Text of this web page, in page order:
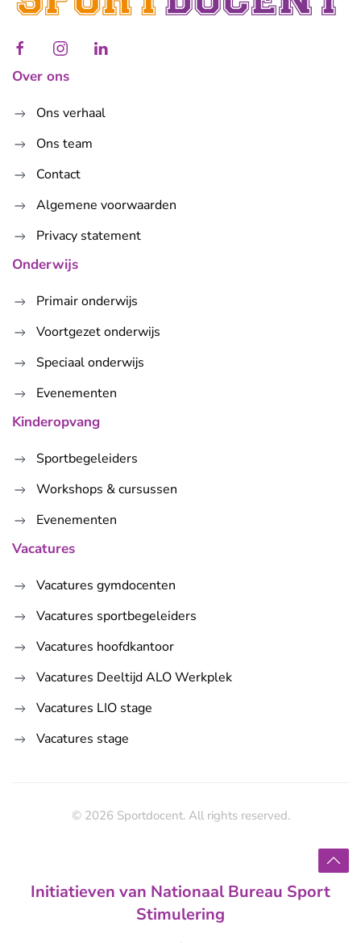
Over ons
Ons verhaal
Ons team
Contact
Algemene voorwaarden
Privacy statement
Onderwijs
Primair onderwijs
Voortgezet onderwijs
Speciaal onderwijs
Evenementen
Kinderopvang
Sportbegeleiders
Workshops & cursussen
Evenementen
Vacatures
Vacatures gymdocenten
Vacatures sportbegeleiders
Vacatures hoofdkantoor
Vacatures Deeltijd ALO Werkplek
Vacatures LIO stage
Vacatures stage
© 2026 Sportdocent. All rights reserved.
Initiatieven van Nationaal Bureau Sport
Stimulering